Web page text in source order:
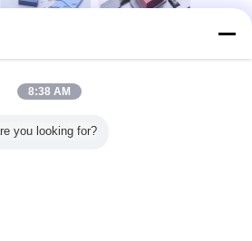
シリコンヘッドシ
伝送用の熱パッド
ディスプレイカー
イズされ
8:38 AM
you looking for?